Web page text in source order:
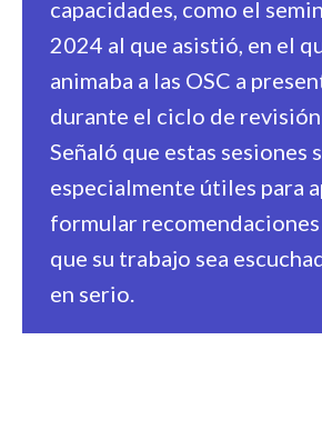
capacidades, como el
2024 al que asistió, en el
animaba a las OSC a
durante el ciclo de revisión
Señaló que estas sesiones
especialmente útiles para
formular recomendaciones
que su trabajo sea
en serio.